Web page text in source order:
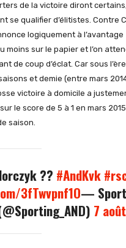
de la victoire diront
se qualifier d’élitistes. Contre
logiquement à l’avantage
moins sur le papier et l’on
de coup d’éclat. Car sous
et demie (entre mars
victoire à domicile a
le score de 5 à 1 en mars
saison.
?? #AndKvk
3fTwvpnf1O—
7